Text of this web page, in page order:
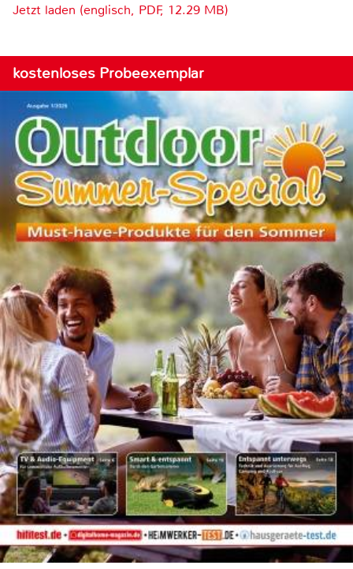
Jetzt laden (englisch, PDF, 12.29 MB)
kostenloses Probeexemplar